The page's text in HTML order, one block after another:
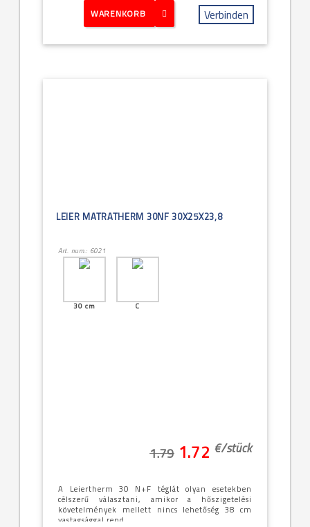
WARENKORB Verbinden
LEIER MATRATHERM 30NF 30X25X23,8
Art. num.: 6021
30 cm C
1.79 1.72 €/stück
A Leiertherm 30 N+F téglát olyan esetekben
célszerű választani, amikor a hőszigetelési
követelmények mellett nincs lehetőség 38 cm
vastagsággal rend...